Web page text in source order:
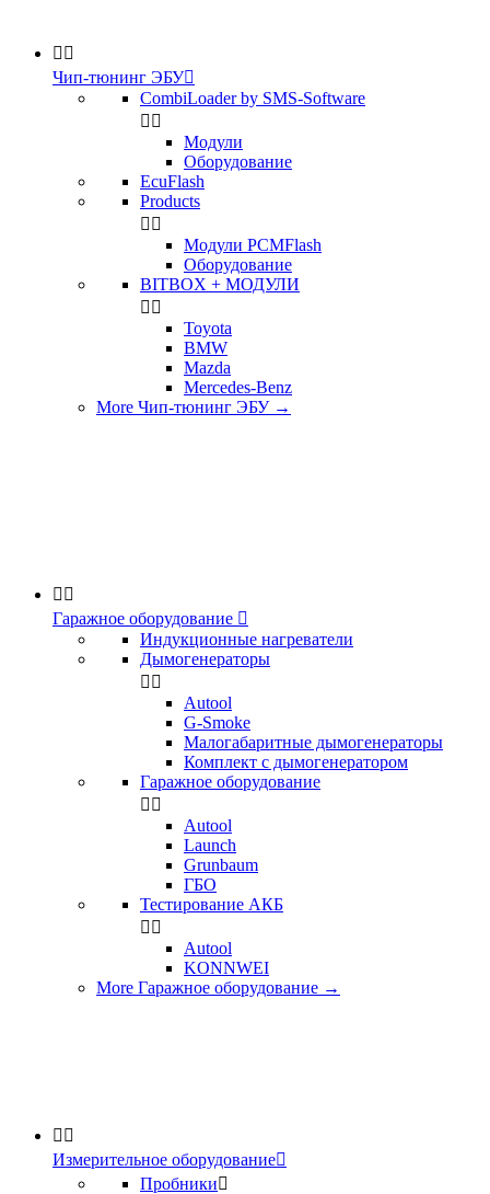
 
Чип-тюнинг ЭБУ
CombiLoader by SMS-Software
 
Модули
Оборудование
EcuFlash
Products
 
Модули PCMFlash
Оборудование
BITBOX + МОДУЛИ
 
Toyota
BMW
Mazda
Mercedes-Benz
More Чип-тюнинг ЭБУ →
 
Гаражное оборудование 
Индукционные нагреватели
Дымогенераторы
 
Аutool
G-Smoke
Малогабаритные дымогенераторы
Комплект с дымогенератором
Гаражное оборудование
 
Autool
Launch
Grunbaum
ГБО
Тестирование АКБ
 
Autool
KONNWEI
More Гаражное оборудование →
 
Измерительное оборудование
Пробники